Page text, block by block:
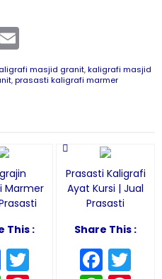
masjid granit,kaligrafi masjid
,prasasti kaligrafi marmer
Marmer
This :
Facebook
Twitter
Prasasti Kaligrafi
Ayat Kursi | Jual
Prasasti
Share This :